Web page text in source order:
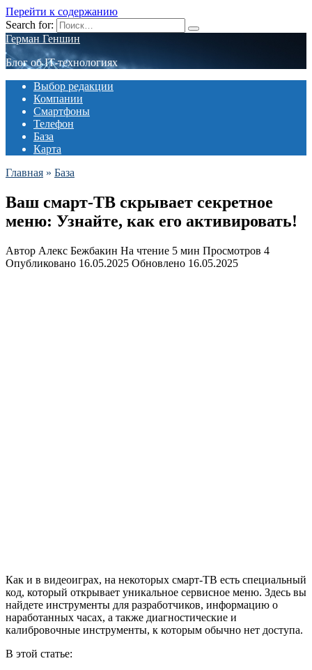
Перейти к содержанию
Search for:
Герман Геншин
Блог об IT-технологиях
Выбор редакции
Компании
Смартфоны
Телефон
База
Карта
Главная » База
Ваш смарт-ТВ скрывает секретное
меню: Узнайте, как его активировать!
Автор Алекс Бежбакин На чтение 5 мин Просмотров 4
Опубликовано 16.05.2025 Обновлено 16.05.2025
Как и в видеоиграх, на некоторых смарт-ТВ есть специальный
код, который открывает уникальное сервисное меню. Здесь вы
найдете инструменты для разработчиков, информацию о
наработанных часах, а также диагностические и
калибровочные инструменты, к которым обычно нет доступа.
В этой статье: